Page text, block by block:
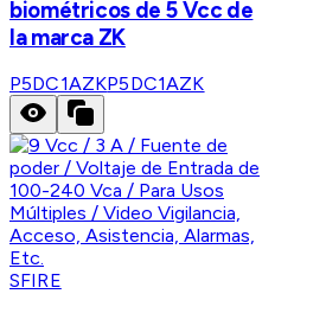
biométricos de 5 Vcc de
la marca ZK
P5DC1AZKP5DC1AZK
SFIRE